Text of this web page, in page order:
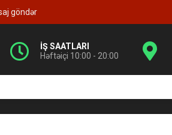
göndər
İŞ SAATLARI
Həftəiçi 10:00 - 20:00